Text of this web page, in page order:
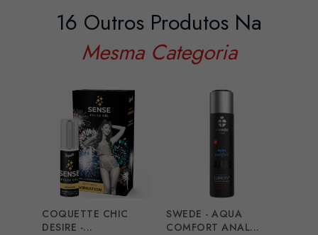
16 Outros Produtos Na
Mesma Categoria
COQUETTE CHIC
DESIRE -...
SWEDE - AQUA
COMFORT ANAL...